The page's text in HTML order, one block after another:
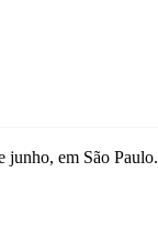
junho, em São Paulo.